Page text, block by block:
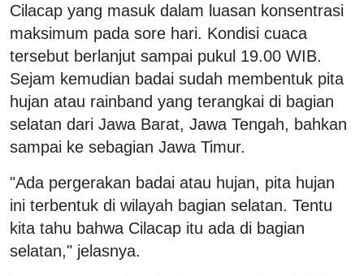
Cilacap yang masuk dalam luasan konsentrasi
maksimum pada sore hari. Kondisi cuaca
tersebut berlanjut sampai pukul 19.00 WIB.
Sejam kemudian badai sudah membentuk pita
hujan atau rainband yang terangkai di bagian
selatan dari Jawa Barat, Jawa Tengah, bahkan
sampai ke sebagian Jawa Timur.
"Ada pergerakan badai atau hujan, pita hujan
ini terbentuk di wilayah bagian selatan. Tentu
kita tahu bahwa Cilacap itu ada di bagian
selatan," jelasnya.